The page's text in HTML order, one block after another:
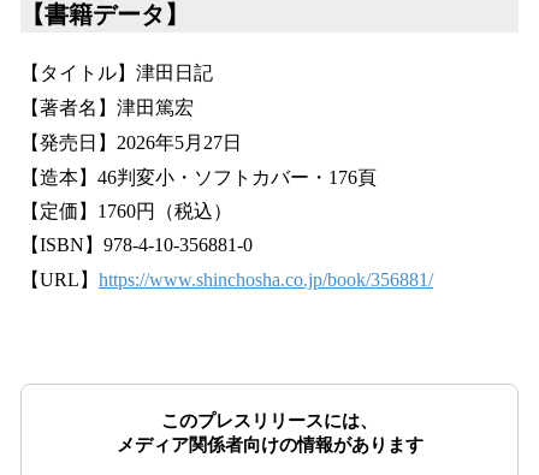
【書籍データ】
【タイトル】津田日記
【著者名】津田篤宏
【発売日】2026年5月27日
【造本】46判変小・ソフトカバー・176頁
【定価】1760円（税込）
【ISBN】978-4-10-356881-0
【URL】 https://www.shinchosha.co.jp/book/356881/
このプレスリリースには、
メディア関係者向けの情報があります